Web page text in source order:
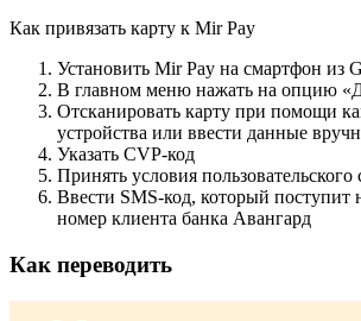
Как привязать карту к Mir Pay
Установить Mir Pay на смартфон из
В главном меню нажать на опцию
Отсканировать карту при помощи
устройства или ввести данные
Указать CVP-код
Принять условия пользовательского
Ввести SMS-код, который поступит
номер клиента банка Авангард
Как переводить